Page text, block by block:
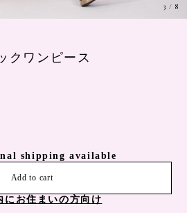
3 /8
クワンピース
shipping available
Add to cart
にお住まいの方向け